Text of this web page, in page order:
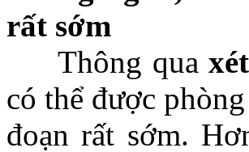
rất sớm
Thông qua
có thể được
đoạn rất sớm.